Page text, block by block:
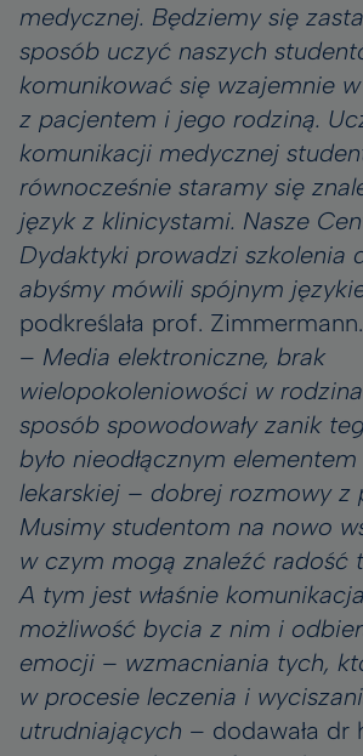
medycznej. Będziemy się
sposób uczyć naszych
komunikować się wzajemnie
z pacjentem i jego rodziną.
komunikacji medycznej
równocześnie staramy się
język z klinicystami. Nasze
Dydaktyki prowadzi szkolenia
abyśmy mówili spójnym
podkreślała prof. Zimmermann.
– Media elektroniczne, brak
wielopokoleniowości w
sposób spowodowały zanik
było nieodłącznym
lekarskiej – dobrej rozmowy z
Musimy studentom na nowo
w czym mogą znaleźć radość
A tym jest właśnie
możliwość bycia z nim i
emocji – wzmacniania tych,
w procesie leczenia i
utrudniających – dodawała dr